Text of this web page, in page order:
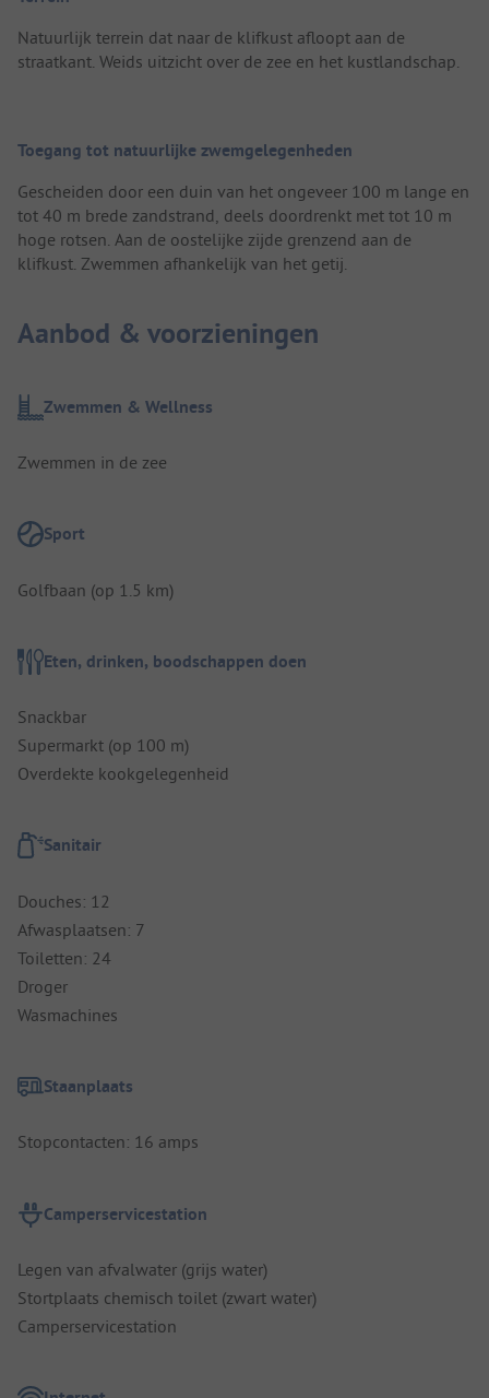
Natuurlijk terrein dat naar de klifkust afloopt aan de
straatkant. Weids uitzicht over de zee en het kustlandschap.
Toegang tot natuurlijke zwemgelegenheden
Gescheiden door een duin van het ongeveer 100 m lange en
tot 40 m brede zandstrand, deels doordrenkt met tot 10 m
hoge rotsen. Aan de oostelijke zijde grenzend aan de
klifkust. Zwemmen afhankelijk van het getij.
Aanbod & voorzieningen
Zwemmen & Wellness
Zwemmen in de zee
Sport
Golfbaan (op 1.5 km)
Eten, drinken, boodschappen doen
Snackbar
Supermarkt (op 100 m)
Overdekte kookgelegenheid
Sanitair
Douches: 12
Afwasplaatsen: 7
Toiletten: 24
Droger
Wasmachines
Staanplaats
Stopcontacten: 16 amps
Camperservicestation
Legen van afvalwater (grijs water)
Stortplaats chemisch toilet (zwart water)
Camperservicestation